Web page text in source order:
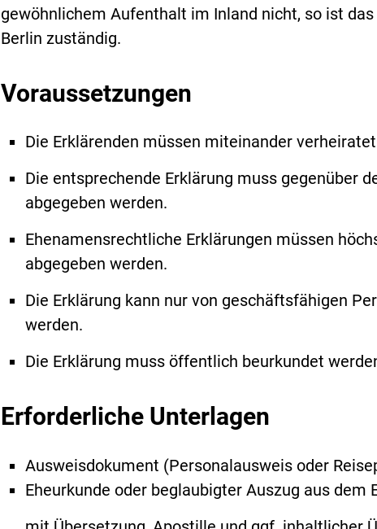
gewöhnlichem Aufenthalt im Inland nicht, so ist
Berlin zuständig.
Voraussetzungen
Die Erklärenden müssen miteinander
Die entsprechende Erklärung muss gegenüber
abgegeben werden.
Ehenamensrechtliche Erklärungen müssen
abgegeben werden.
Die Erklärung kann nur von geschäftsfähigen
werden.
Die Erklärung muss öffentlich beurkundet
Erforderliche Unterlagen
Ausweisdokument (Personalausweis oder
Eheurkunde oder beglaubigter Auszug aus dem